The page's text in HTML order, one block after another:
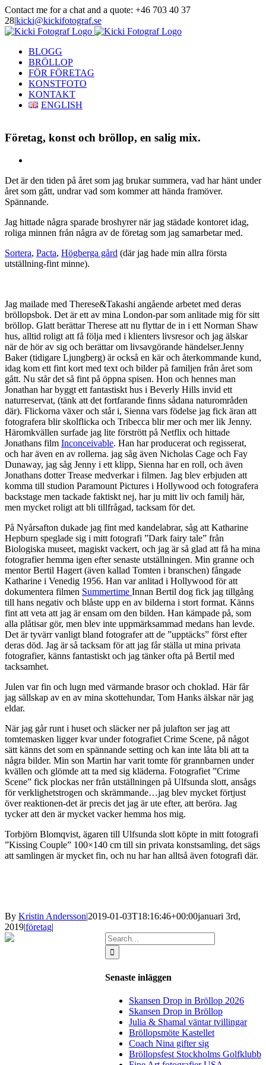
Skip
to
content
Contact me for a chat and a quote: +46 703 40 37
28|kicki@kickifotograf.se
Instagram
Facebook
BLOGG
BRÖLLOP
FÖR FÖRETAG
KONSTFOTO
KONTAKT
ENGLISH
Företag, konst och bröllop, en salig mix.
Image
Det är den tiden på året som jag brukar summera, vad har hänt under
året som gått, undrar vad som kommer att hända framöver.
Spännande.
Jag hittade några sparade broshyrer när jag städade kontoret idag,
roliga minnen från några av de företag som jag samarbetar med.
Sortera, Pacta, Högberga gård (där jag hade min allra första
utställning-fint minne).
Jag mailade med Therese&Takashi angående arbetet med deras
bröllopsbok. Det är ett av mina London-par som anlitade mig för sitt
bröllop. Glatt berättar Therese att nu flyttar de in i ett Norman Shaw
hus, alltid roligt att få följa med i klienters livsresor och jag älskar
när de hör av sig och berättar om livsavgörande händelser.Jenny
Baker (tidigare Ljungberg) är också en kär och återkommande kund,
idag kom ett fint kort med text och bilder på familjen från året som
gått. Nu står det så fint på öppna spisen. Hon och hennes man
Jonathan har byggt ett fantastiskt hus i Beverly Hills invid ett
naturreservat, (tänk att det fortfarande finns sådana naturområden
där). Flickorna växer och står i, Sienna vars födelse jag fick äran att
fotografera blir skolflicka och Tribecca blir mer och mer lik Jenny.
Häromkvällen surfade jag lite förstrött på Netflix och hittade
Jonathans film Inconceivable. Han har producerat och regisserat,
och har även en av rollerna. jag såg även Nicholas Cage och Fay
Dunaway, jag såg Jenny i ett klipp, Sienna har en roll, och även
Jonathans dotter Trease medverkar i filmen. Jag blev erbjuden att
komma till studion Paramount Pictures i Hollywood och fotografera
backstage men tackade faktiskt nej, har ju mitt liv och familj här,
men mycket roligt att bli tillfrågad, tacksam för det.
På Nyårsafton dukade jag fint med kandelabrar, såg att Katharine
Hepburn speglade sig i mitt fotografi ”Dark fairy tale” från
Biologiska museet, magiskt vackert, och jag är så glad att få ha mina
fotografier hemma igen efter senaste utställningen. Min granne och
mentor Bertil Hagert (även kallad Tomten i branschen) fångade
Katharine i Venedig 1956. Han var anlitad i Hollywood för att
dokumentera filmen Summertime Innan Bertil dog fick jag tillgång
till hans negativ och blåste upp en av bilderna i stort format. Känns
fint att veta att jag är ensam om den bilden. Han kämpade på, som
alla plåtisar gör, men blev inte uppmärksammad medans han levde.
Det är tyvärr vanligt bland fotografer att de ”upptäcks” först efter
deras död. Jag är så tacksam för att jag får ställa ut mina privata
fotografier, känns fantastiskt och jag tänker ofta på Bertil med
tacksamhet.
Julen var fin och lugn med värmande brasor och choklad. Här får
jag sällskap av en av mina skottehundar, Tom Hanks älskar när jag
eldar.
När jag går runt i huset och släcker ner på julafton ser jag att
tomtemasken ligger kvar under fotografiet Crime Scene, på något
sätt känns det som en spännande setting och kan inte låta bli att ta
några bilder. Min son Martin har varit tomte för grannbarnen under
kvällen och glömde att ta med sig kläderna. Fotografiet ”Crime
Scene” fick plockas ner från utställningen på Ulfsunda slott, ansågs
för verklighetstrogen och skrämmande…jag blev mycket förtjust
över reaktionen-det är precis det jag är ute efter, att beröra. Jag
tycker att den är mycket vacker hemma hos mig.
Torbjörn Blomqvist, ägaren till Ulfsunda slott köpte in mitt fotografi
”Kissing Couple” 100×140 cm till sin privata konstsamling, det sägs
att samlingen är mycket fin, och nu har han alltså även fotografi där.
By Kristin Andersson|2019-01-03T18:16:46+00:00januari 3rd,
2019|företag|
Search
for:
Senaste inläggen
Skansen Drop in Bröllop 2026
Skansen Drop in Bröllop
Julia & Shamal väntar tvillingar
Bröllopsmöte Kastellet
Coach Nina gifter sig
Bröllopsfest Stockholms Golfklubb